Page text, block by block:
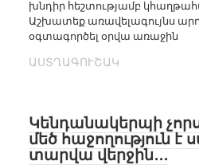
խնդիր հեշտությամբ
Աշխատեք առավելագույնս
օգտագործել օրվա առաջին
ԱՍՏՂԱԳՈՒՇԱԿ
Կենդանակերպի
մեծ հաջողություն է
տարվա վերջին․․․